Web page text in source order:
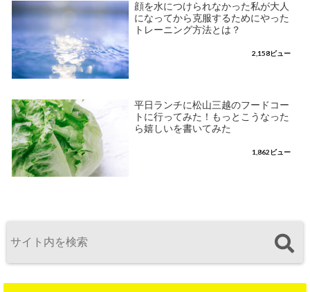
顔を水につけられなかった私が大人
になってから克服するためにやった
トレーニング方法とは？
2,158ビュー
平日ランチに松山三越のフードコー
トに行ってみた！もっとこうなった
ら嬉しいを書いてみた
1,862ビュー